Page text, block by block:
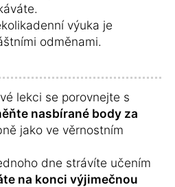
výuka je
odměnami.
lekci se porovnejte s
nasbírané body za
jako ve věrnostním
dne strávíte učením
na konci výjimečnou